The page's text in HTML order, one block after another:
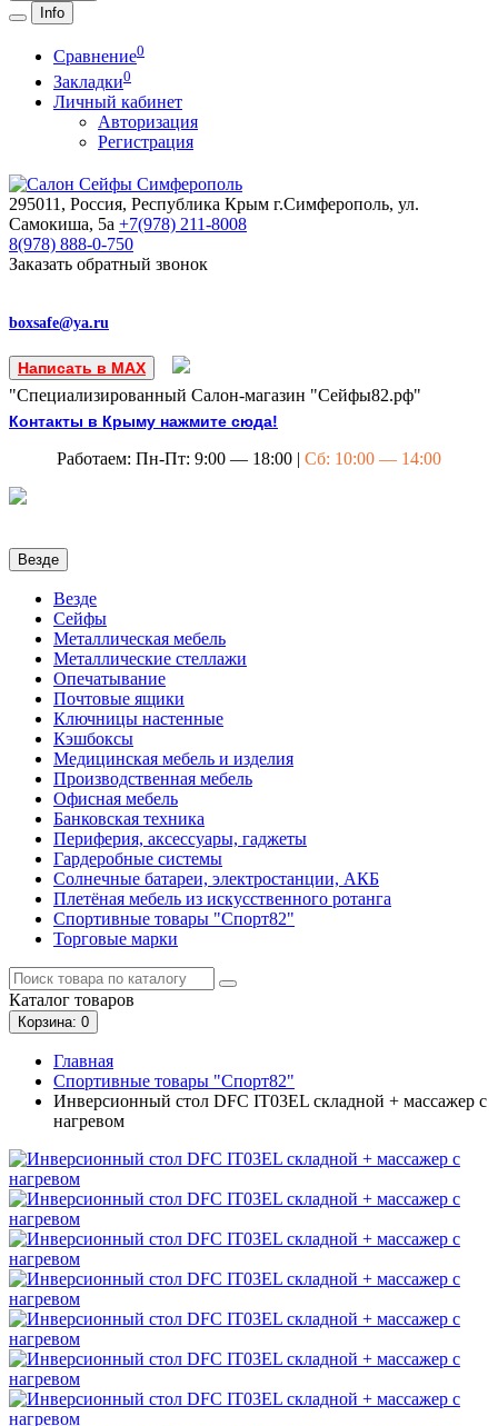
Info
Сравнение0
Закладки0
Личный кабинет
Авторизация
Регистрация
295011, Россия, Республика Крым г.Симферополь, ул.
Самокиша, 5а +7(978) 211-8008
8(978) 888-0-750
Заказать обратный звонок
boxsafe@ya.ru
Написать в MAX
"Специализированный Салон-магазин "Сейфы82.рф"
Контакты в Крыму нажмите сюда!
Работаем: Пн-Пт: 9:00 — 18:00 | Сб: 10:00 — 14:00
Везде
Везде
Сейфы
Металлическая мебель
Металлические стеллажи
Опечатывание
Почтовые ящики
Ключницы настенные
Кэшбоксы
Медицинская мебель и изделия
Производственная мебель
Офисная мебель
Банковская техника
Периферия, аксессуары, гаджеты
Гардеробные системы
Солнечные батареи, электростанции, АКБ
Плетёная мебель из искусственного ротанга
Спортивные товары "Спорт82"
Торговые марки
Каталог товаров
Корзина: 0
Главная
Спортивные товары "Спорт82"
Инверсионный стол DFC IT03EL складной + массажер с
нагревом